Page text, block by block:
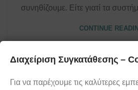
συνηθίζουμε. Είτε γιατί τα
CONTINUE
ειδικούς
Διαχείριση Συγκατάθεσης –
Για να παρέχουμε τις καλύτερες